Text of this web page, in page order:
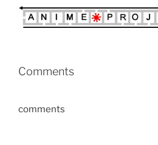
Comments
comments